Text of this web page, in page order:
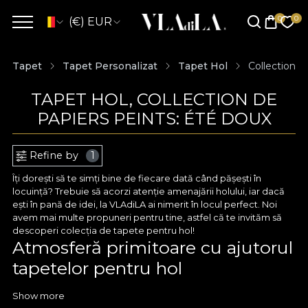
(€) EUR
Tapet Tapet Personalizat Tapet Hol Collection
TAPET HOL, COLLECTION DE
PAPIERS PEINTS: ÉTÉ DOUX
Refine by 1
Îți dorești să te simți bine de fiecare dată când pășești în
locuință? Trebuie să acorzi atenție amenajării holului, iar dacă
ești în pană de idei, la VLAdiLA ai nimerit în locul perfect. Noi
avem mai multe propuneri pentru tine, astfel că te invităm să
descoperi colecția de tapete pentru hol!
Atmosferă primitoare cu ajutorul
tapetelor pentru hol
Tapetul pentru hol este o cale excelentă spre un decor
Show more